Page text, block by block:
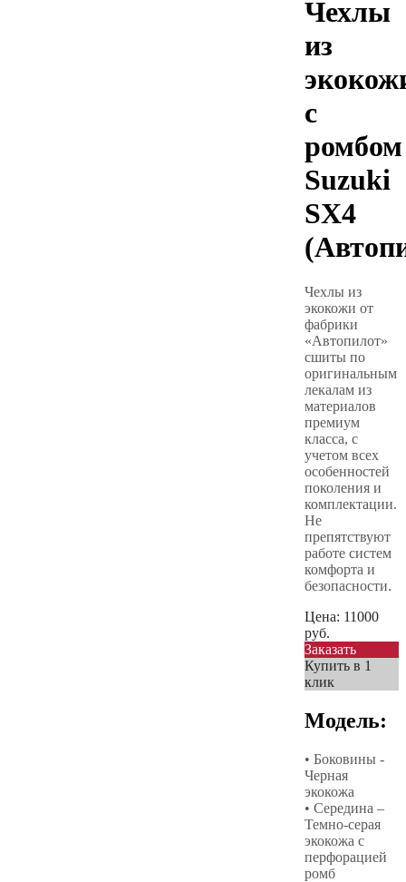
Чехлы
из
с
ромбом
Suzuki
SX4
Чехлы из
экокожи от
фабрики
«Автопилот»
сшиты по
оригинальным
лекалам из
материалов
премиум
класса, с
учетом всех
особенностей
поколения и
комплектации.
Не
препятствуют
работе систем
комфорта и
безопасности.
Цена: 11000
руб.
Заказать
Купить в 1
клик
Модель:
• Боковины -
Черная
экокожа
• Середина –
Темно-серая
экокожа с
перфорацией
ромб